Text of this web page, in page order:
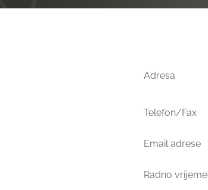
Adresa
Telefon/Fax
Email adrese
Radno vrijeme